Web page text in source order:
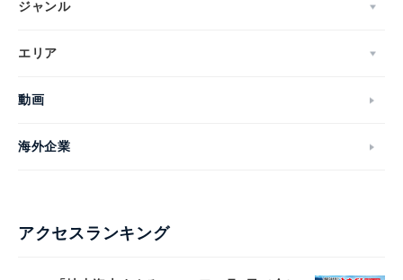
ジャンル
エリア
動画
海外企業
アクセスランキング